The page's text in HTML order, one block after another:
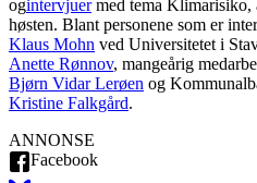
ogintervjuermed tema Klimarisiko,
høsten. Blant personene som er
Klaus Mohn ved Universitetet i
Anette Rønnov, mangeårig
Bjørn Vidar Lerøen og
Kristine Falkgård.
ANNONSE
Facebook